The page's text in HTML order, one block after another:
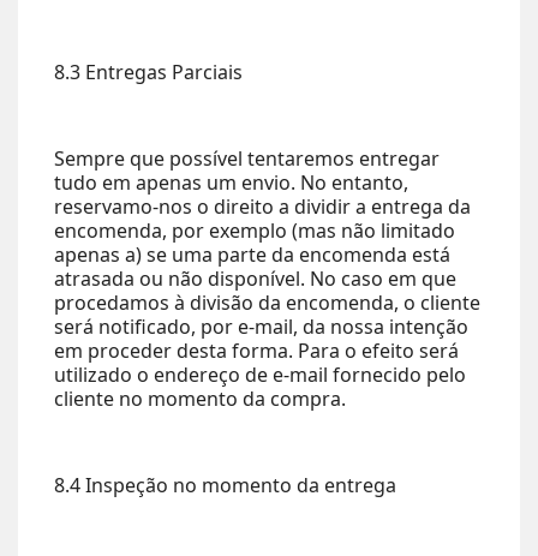
8.3 Entregas Parciais
Sempre que possível tentaremos entregar
tudo em apenas um envio. No entanto,
reservamo-nos o direito a dividir a entrega da
encomenda, por exemplo (mas não limitado
apenas a) se uma parte da encomenda está
atrasada ou não disponível. No caso em que
procedamos à divisão da encomenda, o cliente
será notificado, por e-mail, da nossa intenção
em proceder desta forma. Para o efeito será
utilizado o endereço de e-mail fornecido pelo
cliente no momento da compra.
8.4 Inspeção no momento da entrega